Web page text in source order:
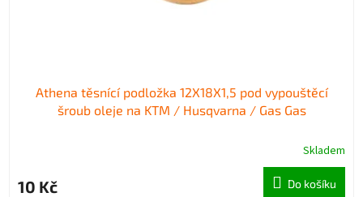
Athena těsnící podložka 12X18X1,5 pod vypouštěcí
šroub oleje na KTM / Husqvarna / Gas Gas
Skladem
10 Kč Do košíku